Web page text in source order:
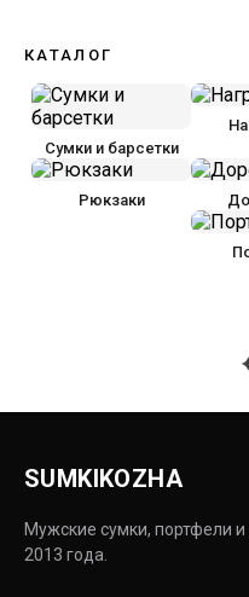
КАТАЛОГ
Сумки и барсетки
Рюкзаки
SUMKIKOZHA
Мужские сумки, портфели
2013 года.